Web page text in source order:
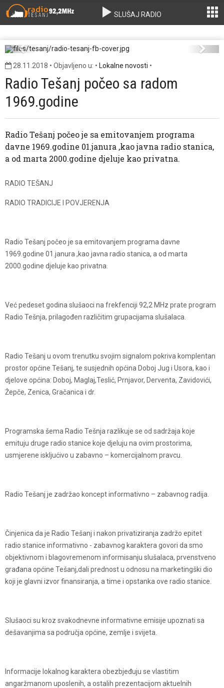
SLUŠAJ RADIO
Previous Next
28.11.2018 • Objavljeno u: • Lokalne novosti •
Radio Tešanj počeo sa radom
1969.godine
Radio Tešanj počeo je sa emitovanjem programa
davne 1969.godine 01.janura ,kao javna radio stanica,
a od marta 2000.godine djeluje kao privatna.
RADIO TEŠANJ
RADIO TRADICIJE I POVJERENJA
Radio Tešanj počeo je sa emitovanjem programa davne
1969.godine 01.janura ,kao javna radio stanica, a od marta
2000.godine djeluje kao privatna.
Već pedeset godina slušaoci na frekfenciji 92,2 MHz prate program
Radio Tešnja, prilagođen različitim grupacijama slušalaca.
Radio Tešanj u ovom trenutku svojim signalom pokriva komplentan
prostor općine Tešanj, te susjednih općina Doboj Jug i Usora, kao i
djelove općina: Doboj, Maglaj,Teslić, Prnjavor, Derventa, Zavidovići,
Žepče, Zenica, Gračanica i dr.
Programska šema Radio Tešnja razlikuje se od sadržaja koje
emituju druge radio stanice koje djeluju na ovim prostorima,
usmjerene iskljućivo u zabavno – komercijalnom pravcu.
Radio Tešanj je zadržao koncept informativno – zabavnog radija.
Činjenica da je Radio Tešanj i nakon privatiziranja zadržo epitet
radio stanice informativno - zabavnog karaktera govori da smo
objektivnom i blagovremenom informisanju slušalaca, prvenstveno
građana općine Tešanj,dali prednost u odnosu na marketingški dio
koji je glavni izvor finansiranja, a time i opstanka ove radio stanice.
Slušaoci su kroz svakodnevne informativne emisije upoznati sa
dešavanjima sa područja općine, zemlje i svijeta.
Informacije lokalnog karaktera obezbjeđuju se vlastitim
angaržmanom uposlenih, a ostalih prezentacijom aktuelnih